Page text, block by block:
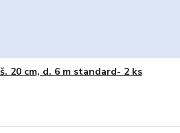
20 cm, d. 6 m standard- 2 ks